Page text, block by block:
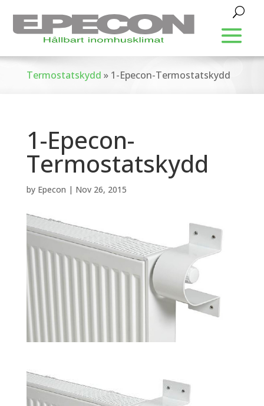
Termostatskydd » 1-Epecon-Termostatskydd
1-Epecon-
Termostatskydd
by Epecon | Nov 26, 2015